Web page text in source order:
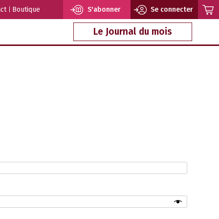
Boutique S'abonner Se connecter
Le Journal du mois